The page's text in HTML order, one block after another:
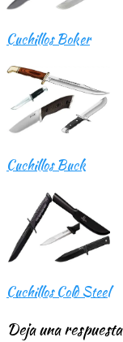
Cuchillos Boker
Cuchillos Buck
Cuchillos Cold Steel
Deja una respuesta